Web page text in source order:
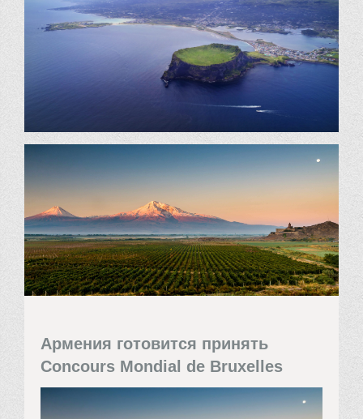
Армения готовится принять
Concours Mondial de Bruxelles